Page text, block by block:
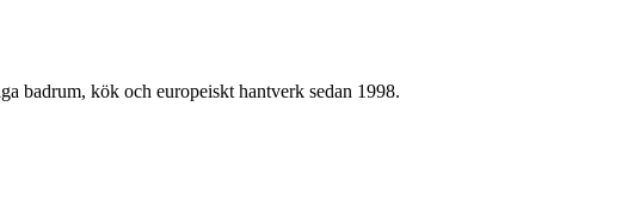
badrum, kök och europeiskt hantverk sedan 1998.